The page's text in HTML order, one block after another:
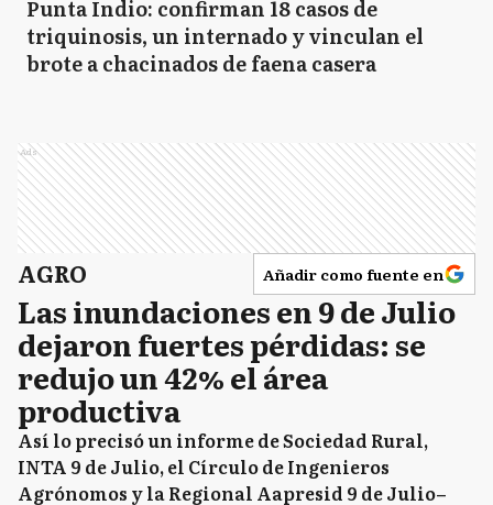
Punta Indio: confirman 18 casos de
triquinosis, un internado y vinculan el
brote a chacinados de faena casera
Ads
AGRO Añadir como fuente en
Las inundaciones en 9 de Julio
dejaron fuertes pérdidas: se
redujo un 42% el área
productiva
Así lo precisó un informe de Sociedad Rural,
INTA 9 de Julio, el Círculo de Ingenieros
Agrónomos y la Regional Aapresid 9 de Julio–